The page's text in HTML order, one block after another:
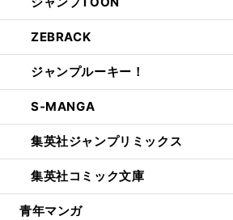
ZEBRACK
ジャンプルーキー！
S-MANGA
集英社ジャンプリミックス
集英社コミック文庫
青年マンガ